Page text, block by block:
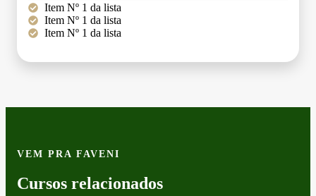
Item Nº 1 da lista
Item Nº 1 da lista
Item Nº 1 da lista
VEM PRA FAVENI
Cursos relacionados